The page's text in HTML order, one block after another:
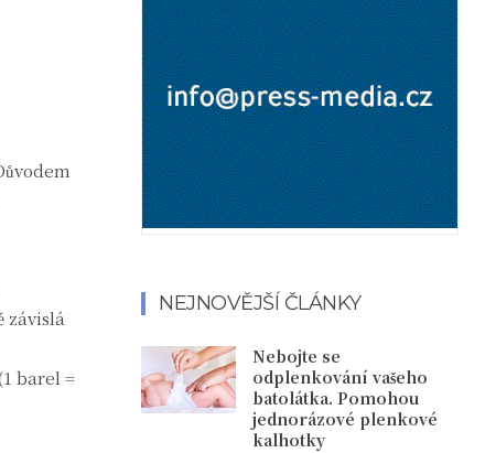
závislá
barel =
NEJNOVĚJŠÍ ČLÁNKY
Nebojte se
odplenkování vašeho
batolátka. Pomohou
jednorázové plenkové
kalhotky